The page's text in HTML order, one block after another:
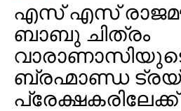
എസ് എസ്
ബാബു ചിത്രം
ബ്രഹ്മാണ്ഡ
പ്രേക്ഷകരിലേക്ക്